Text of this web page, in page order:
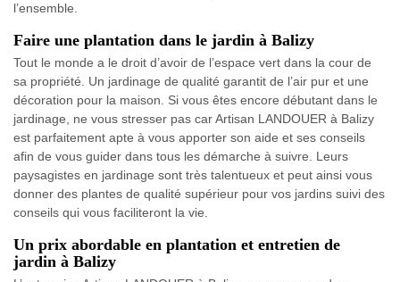
l’ensemble.
Faire une plantation dans le jardin à Balizy
Tout le monde a le droit d’avoir de l’espace vert dans la cour de
sa propriété. Un jardinage de qualité garantit de l’air pur et une
décoration pour la maison. Si vous êtes encore débutant dans le
jardinage, ne vous stresser pas car Artisan LANDOUER à Balizy
est parfaitement apte à vous apporter son aide et ses conseils
afin de vous guider dans tous les démarche à suivre. Leurs
paysagistes en jardinage sont très talentueux et peut ainsi vous
donner des plantes de qualité supérieur pour vos jardins suivi des
conseils qui vous faciliteront la vie.
Un prix abordable en plantation et entretien de
jardin à Balizy